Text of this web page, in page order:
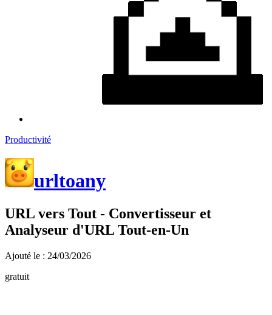
Productivité
urltoany
URL vers Tout - Convertisseur et
Analyseur d'URL Tout-en-Un
Ajouté le : 24/03/2026
gratuit